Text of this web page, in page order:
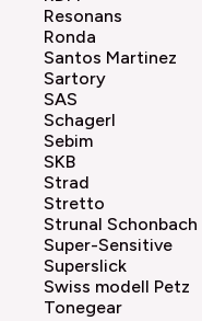
Resonans
Ronda
Santos Martinez
Sartory
SAS
Schagerl
Sebim
SKB
Strad
Stretto
Strunal Schonbach
Super-Sensitive
Superslick
Swiss modell Petz
Tonegear